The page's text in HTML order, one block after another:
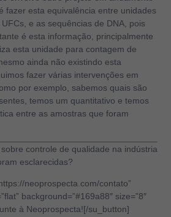
fazer esta equivalência entre unidades
e as sequências de DNA, pois
é esta informação, principalmente
esta unidade para contagem de
ainda não existindo esta
fazer várias intervenções em
por exemplo, sabemos quais são
temos um quantitativo e temos
entre as amostras que foram
controle de qualidade na indústria
esclarecidas?
neoprospecta.com/contato”
background=”#169a88″ size=”8″
à Neoprospecta![/su_button]